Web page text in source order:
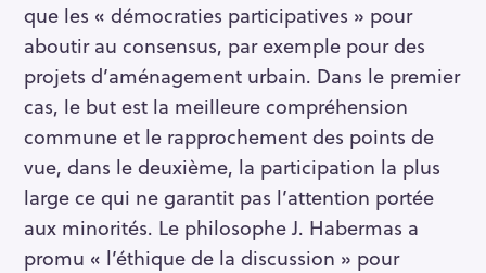
que les « démocraties participatives » pour
aboutir au consensus, par exemple pour des
projets d’aménagement urbain. Dans le premier
cas, le but est la meilleure compréhension
commune et le rapprochement des points de
vue, dans le deuxième, la participation la plus
large ce qui ne garantit pas l’attention portée
aux minorités. Le philosophe J. Habermas a
promu « l’éthique de la discussion » pour